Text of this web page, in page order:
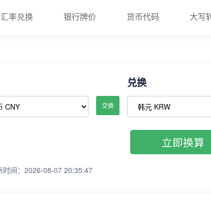
汇率兑换 银行牌价 货币代码 大写
交换
兑换
时间：2026-08-07 20:35:47
立即换算